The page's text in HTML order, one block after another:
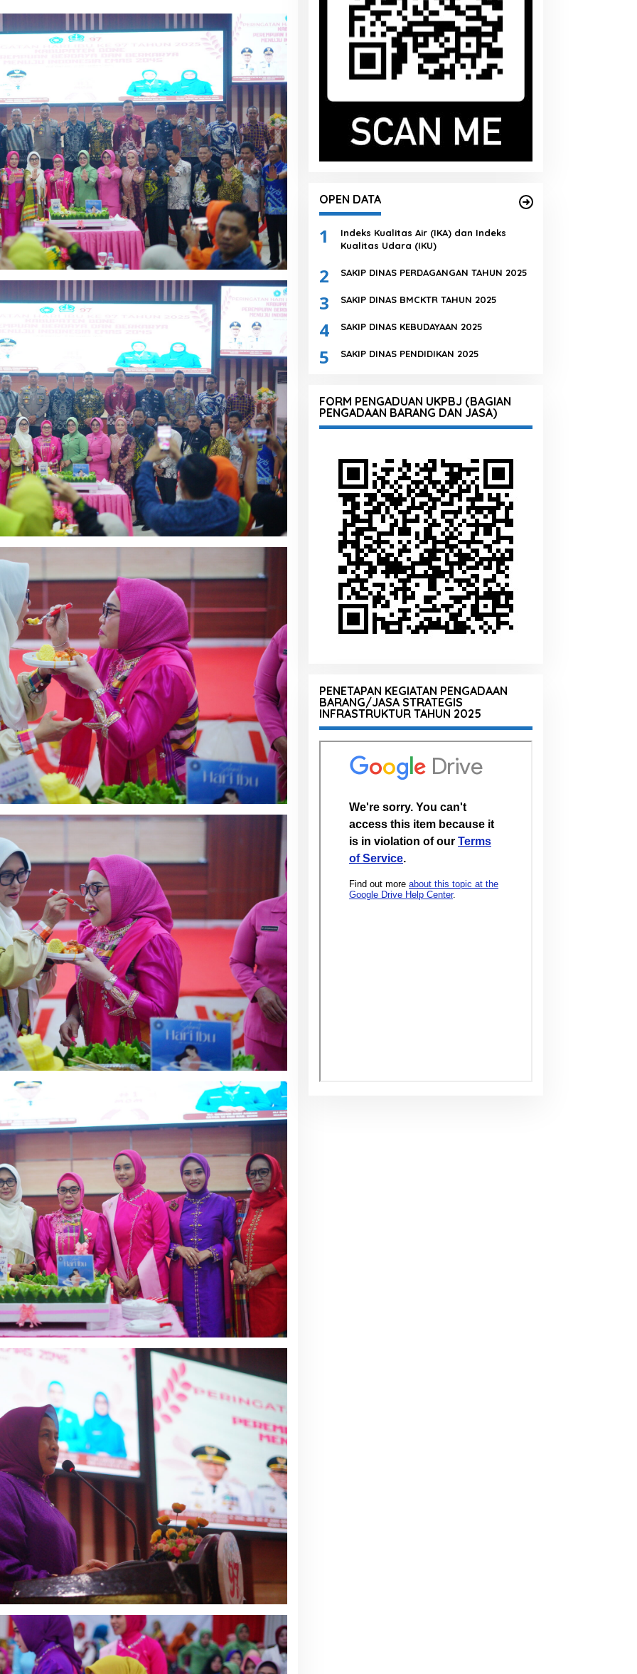
OPEN DATA
1
Indeks Kualitas Air (IKA) dan Indeks
Kualitas Udara (IKU)
2 SAKIP DINAS PERDAGANGAN TAHUN 2025
3 SAKIP DINAS BMCKTR TAHUN 2025
4 SAKIP DINAS KEBUDAYAAN 2025
5 SAKIP DINAS PENDIDIKAN 2025
FORM PENGADUAN UKPBJ (BAGIAN
PENGADAAN BARANG DAN JASA)
PENETAPAN KEGIATAN PENGADAAN
BARANG/JASA STRATEGIS
INFRASTRUKTUR TAHUN 2025